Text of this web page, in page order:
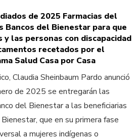
de 2025 Farmacias del
Bancos del Bienestar para que
las personas con discapacidad
recetados por el
Salud Casa por Casa
Claudia Sheinbaum Pardo anunció
de 2025 se entregarán las
del Bienestar a las beneficiarias
que en su primera fase
a mujeres indígenas o